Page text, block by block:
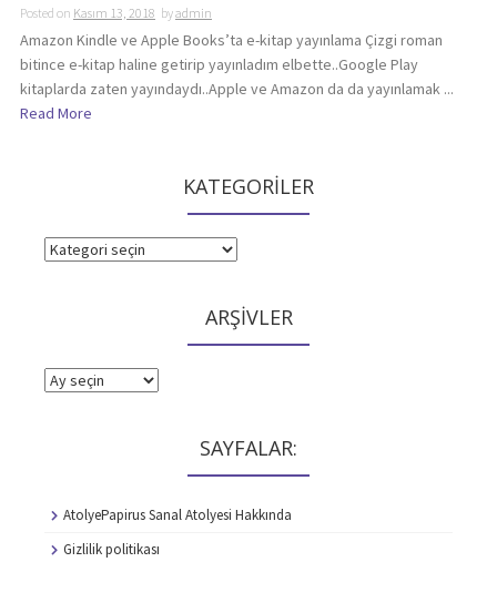
Posted on Kasım 13, 2018 byadmin
Amazon Kindle ve Apple Books’ta e-kitap yayınlama Çizgi roman
bitince e-kitap haline getirip yayınladım elbette..Google Play
kitaplarda zaten yayındaydı..Apple ve Amazon da da yayınlamak ...
Read More
KATEGORİLER
KATEGORİLER
ARŞİVLER
ARŞİVLER
SAYFALAR:
AtolyePapirus Sanal Atolyesi Hakkında
Gizlilik politikası